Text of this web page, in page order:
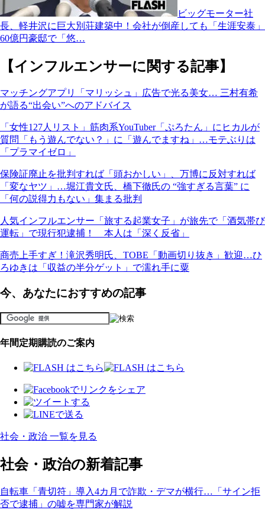
ビッグモーター社
長、軽井沢に巨大別荘建築中！会社が倒産しても「生涯安泰」
60億円豪邸で「悠…
【インフルエンサーに関する記事】
マッチングアプリ「マリッシュ」広告で光る美女… 三村有希
が語る“出会い”へのアドバイス
「女性127人リスト」筋肉系YouTuber「ぷろたん」にヒカルが
質問「もう遊んでない？」に「遊んでますね」…モテぶりは
「プラマイゼロ」
保険証廃止を批判すれば「頭おかしい」、万博に反対すれば
「変なヤツ」…堀江貴文氏、橋下徹氏の “強すぎる言葉” に
「何の説得力もない」集まる批判
人気インフルエンサー「旅する起業女子」が旅先で「酒気帯び
運転」で現行犯逮捕！ 本人は「深く反省」
商売上手すぎ！滝沢秀明氏、TOBE「動画切り抜き」歓迎…ひ
ろゆきは「収益の半分ゲット」で濡れ手に粟
今、あなたにおすすめの記事
年間定期購読のご案内
社会・政治 一覧を見る
社会・政治の新着記事
自転車「青切符」導入4カ月で詐欺・デマが横行…「サイン拒
否で逮捕」の嘘を専門家が解説